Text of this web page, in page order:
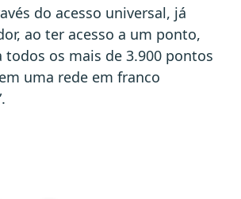
do acesso universal, já
ao ter acesso a um ponto,
todos os mais de 3.900 pontos
uma rede em franco